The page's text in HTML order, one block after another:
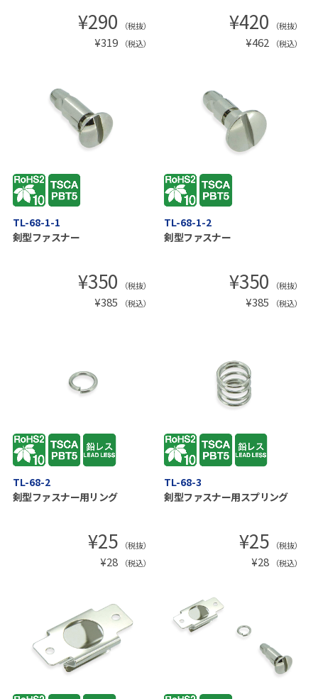
¥290 （税抜）
¥319 （税込）
¥420 （税抜）
¥462 （税込）
TL-68-1-1
剣型ファスナー
¥350 （税抜）
¥385 （税込）
TL-68-1-2
剣型ファスナー
¥350 （税抜）
¥385 （税込）
TL-68-2
剣型ファスナー用リング
¥25 （税抜）
¥28 （税込）
TL-68-3
剣型ファスナー用スプリング
¥25 （税抜）
¥28 （税込）